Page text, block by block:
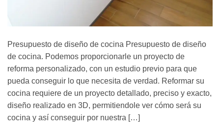
Presupuesto de diseño de cocina Presupuesto de diseño
de cocina. Podemos proporcionarle un proyecto de
reforma personalizado, con un estudio previo para que
pueda conseguir lo que necesita de verdad. Reformar su
cocina requiere de un proyecto detallado, preciso y exacto,
diseño realizado en 3D, permitiendole ver cómo será su
cocina y así conseguir por nuestra […]